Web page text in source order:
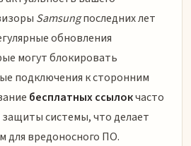
Samsungпоследних лет
обновления
могут блокировать
подключения к сторонним
бесплатных ссылокчасто
системы, что делает
для вредоносного ПО.